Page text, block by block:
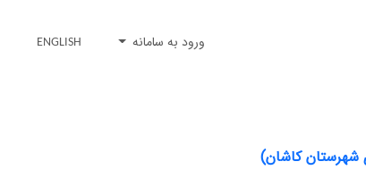
ورود به سامانه ENGLISH
شهرستان کاشان)